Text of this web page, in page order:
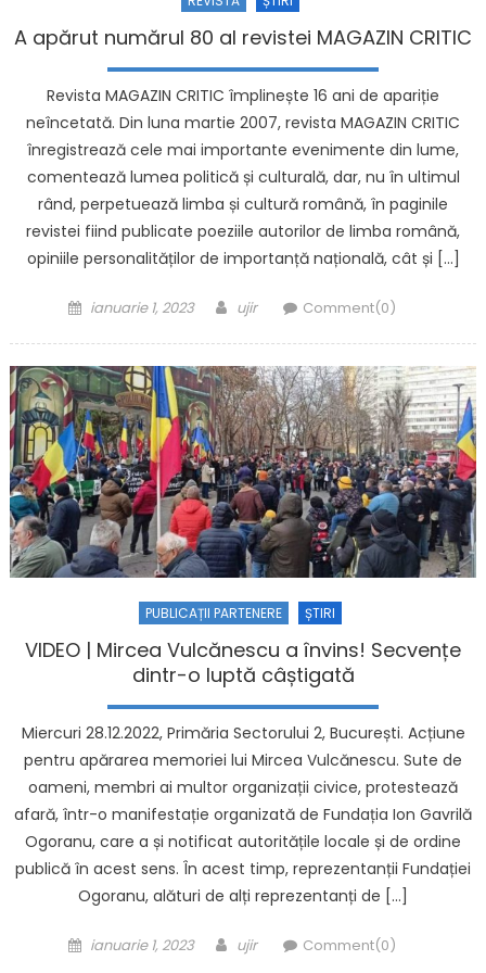
A apărut numărul 80 al revistei MAGAZIN CRITIC
Revista MAGAZIN CRITIC împlinește 16 ani de apariție
neîncetată. Din luna martie 2007, revista MAGAZIN CRITIC
înregistrează cele mai importante evenimente din lume,
comentează lumea politică și culturală, dar, nu în ultimul
rând, perpetuează limba și cultură română, în paginile
revistei fiind publicate poeziile autorilor de limba română,
opiniile personalităților de importanță națională, cât și […]
Posted on
ianuarie 1, 2023 Author
ujir Comment(0)
PUBLICAȚII PARTENERE ȘTIRI
VIDEO | Mircea Vulcănescu a învins! Secvențe
dintr-o luptă câștigată
Miercuri 28.12.2022, Primăria Sectorului 2, București. Acțiune
pentru apărarea memoriei lui Mircea Vulcănescu. Sute de
oameni, membri ai multor organizații civice, protestează
afară, într-o manifestație organizată de Fundația Ion Gavrilă
Ogoranu, care a și notificat autoritățile locale și de ordine
publică în acest sens. În acest timp, reprezentanții Fundației
Ogoranu, alături de alți reprezentanți de […]
Posted on
ianuarie 1, 2023 Author
ujir Comment(0)